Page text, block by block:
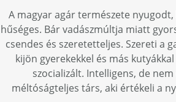
A magyar agár természete
hűséges. Bár vadászmúltja miatt
csendes és szeretetteljes. Szereti a
kijön gyerekekkel és más
szocializált. Intelligens, de
méltóságteljes társ, aki értékeli a